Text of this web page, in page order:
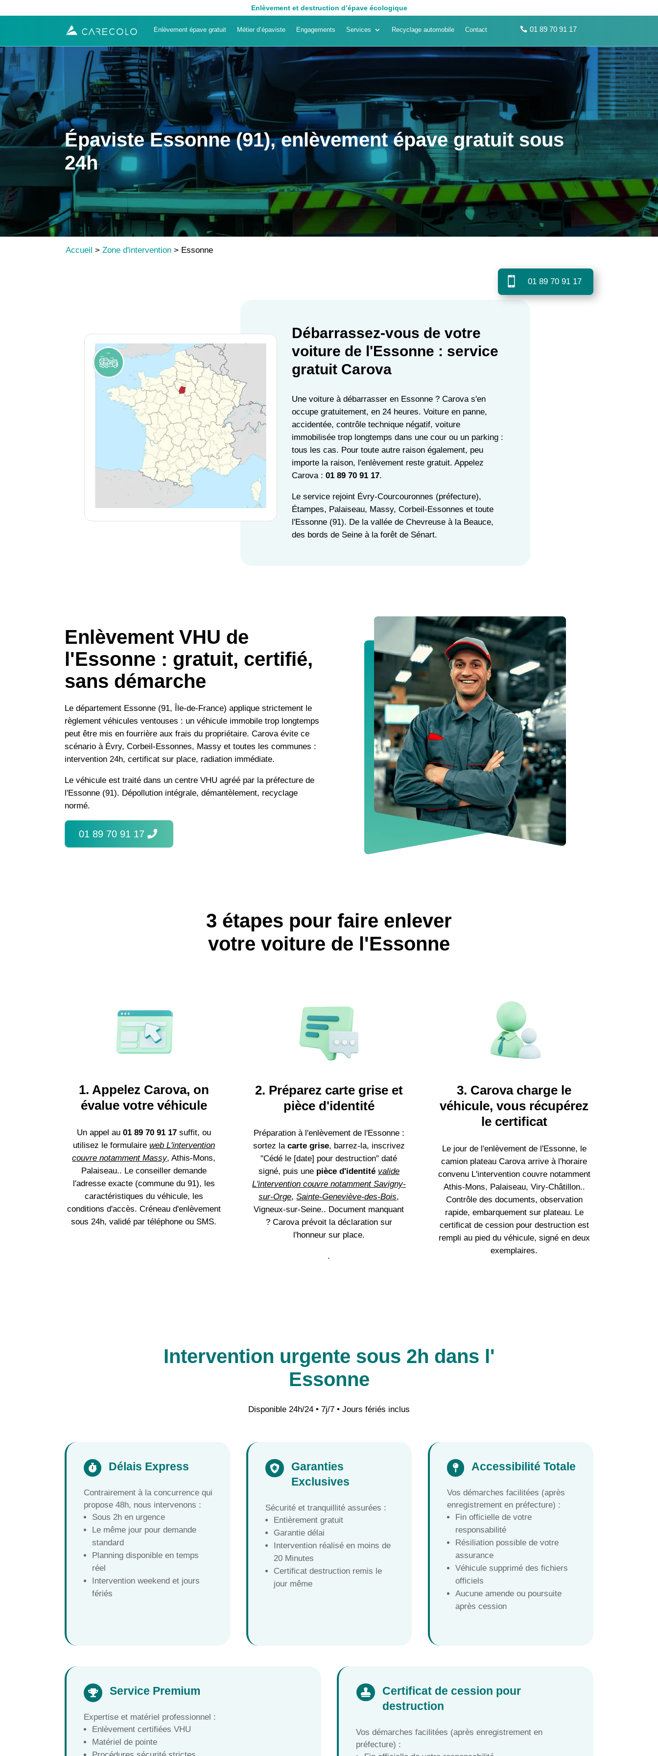
Enlèvement et destruction d’épave écologique
Enlèvement épave gratuit Métier d’épaviste Engagements Services Recyclage automobile Contact 01 89 70 91 17
Épaviste Essonne (91), enlèvement épave gratuit sous
24h
Accueil >Zone d'intervention > Essonne
 01 89 70 91 17
Débarrassez-vous de votre
voiture de l'Essonne : service
gratuit Carova
Une voiture à débarrasser en Essonne ? Carova s'en
occupe gratuitement, en 24 heures. Voiture en panne,
accidentée, contrôle technique négatif, voiture
immobilisée trop longtemps dans une cour ou un parking :
tous les cas. Pour toute autre raison également, peu
importe la raison, l'enlèvement reste gratuit. Appelez
Carova :01 89 70 91 17.
Le service rejoint Évry-Courcouronnes (préfecture),
Étampes, Palaiseau, Massy, Corbeil-Essonnes et toute
l'Essonne (91). De la vallée de Chevreuse à la Beauce,
des bords de Seine à la forêt de Sénart.
Enlèvement VHU de
l'Essonne : gratuit, certifié,
sans démarche
Le département Essonne (91, Île-de-France) applique strictement le
règlement véhicules ventouses : un véhicule immobile trop longtemps
peut être mis en fourrière aux frais du propriétaire. Carova évite ce
scénario à Évry, Corbeil-Essonnes, Massy et toutes les communes :
intervention 24h, certificat sur place, radiation immédiate.
Le véhicule est traité dans un centre VHU agréé par la préfecture de
l'Essonne (91). Dépollution intégrale, démantèlement, recyclage
normé.
01 89 70 91 17
3 étapes pour faire enlever
votre voiture de l'Essonne
1. Appelez Carova, on
évalue votre véhicule
Un appel au 01 89 70 91 17suffit, ou
utilisez le formulaire web L'intervention
couvre notamment Massy, Athis-Mons,
Palaiseau.. Le conseiller demande
l'adresse exacte (commune du 91), les
caractéristiques du véhicule, les
conditions d'accès. Créneau d'enlèvement
sous 24h, validé par téléphone ou SMS.
2. Préparez carte grise et
pièce d'identité
Préparation à l'enlèvement de l'Essonne :
sortez la carte grise, barrez-la, inscrivez
"Cédé le [date] pour destruction" daté
signé, puis une pièce d'identité valide
L'intervention couvre notamment Savigny-
sur-Orge,Sainte-Geneviève-des-Bois,
Vigneux-sur-Seine.. Document manquant
? Carova prévoit la déclaration sur
l'honneur sur place.
.
3. Carova charge le
véhicule, vous récupérez
le certificat
Le jour de l'enlèvement de l'Essonne, le
camion plateau Carova arrive à l'horaire
convenu L'intervention couvre notamment
Athis-Mons, Palaiseau, Viry-Châtillon..
Contrôle des documents, observation
rapide, embarquement sur plateau. Le
certificat de cession pour destruction est
rempli au pied du véhicule, signé en deux
exemplaires.
Intervention urgente sous 2h dans l'
Essonne
Disponible 24h/24 • 7j/7 • Jours fériés inclus
 Délais Express
Contrairement à la concurrence qui
propose 48h, nous intervenons :
Sous 2h en urgence
Le même jour pour demande
standard
Planning disponible en temps
réel
Intervention weekend et jours
fériés

Garanties
Exclusives
Sécurité et tranquillité assurées :
Entièrement gratuit
Garantie délai
Intervention réalisé en moins de
20 Minutes
Certificat destruction remis le
jour même
 Accessibilité Totale
Vos démarches facilitées (après
enregistrement en préfecture) :
Fin officielle de votre
responsabilité
Résiliation possible de votre
assurance
Véhicule supprimé des fichiers
officiels
Aucune amende ou poursuite
après cession
 Service Premium
Expertise et matériel professionnel :
Enlèvement certifiées VHU
Matériel de pointe

Certificat de cession pour
destruction
Vos démarches facilitées (après enregistrement en
préfecture) :